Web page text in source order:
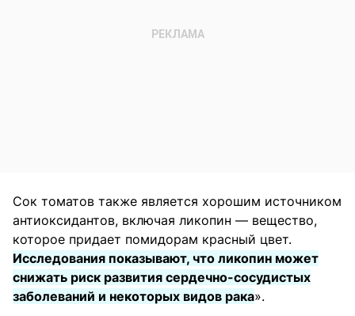
Сок томатов также является хорошим источником
антиоксидантов, включая ликопин — вещество,
которое придает помидорам красный цвет.
Исследования показывают, что ликопин может
снижать риск развития сердечно-сосудистых
заболеваний и некоторых видов рака».